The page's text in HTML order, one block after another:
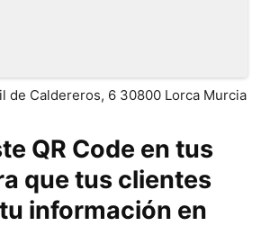
de Caldereros, 6 30800 Lorca Murcia
QR Code en tus
que tus clientes
información en